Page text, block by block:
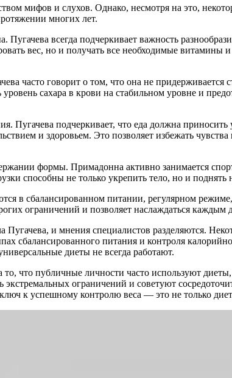
мифов и слухов. Однако, несмотря на это,
многих лет.
Пугачева всегда подчеркивает важность
вес, но и получать все необходимые
часто говорит о том, что она не придерживается
сахара в крови на стабильном уровне и
Пугачева подчеркивает, что еда должна
и здоровьем. Это позволяет избежать
формы. Примадонна активно занимается
способны не только укрепить тело, но и поднять
в сбалансированном питании, регулярном
ограничений и позволяет наслаждаться каждым
и мнения специалистов разделяются.
сбалансированного питания и контроля
диеты не всегда работают.
что публичные личности часто используют
ограничений и советуют
к успешному контролю веса — это не только